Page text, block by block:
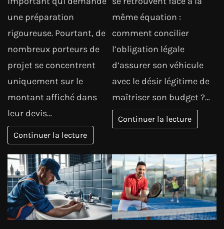
une préparation
rigoureuse. Pourtant, de
nombreux porteurs de
projet se concentrent
uniquement sur le
montant affiché dans
leur devis…
Continuer la lecture
même équation :
comment concilier
l’obligation légale
d’assurer son véhicule
avec le désir légitime de
maîtriser son budget ?…
Continuer la lecture